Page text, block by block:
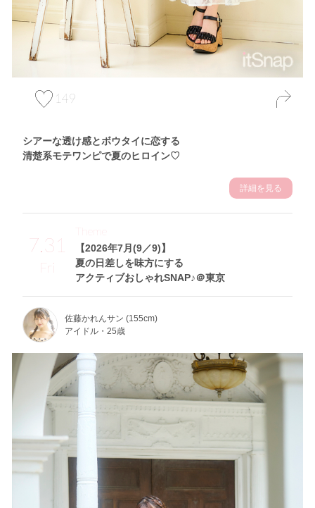
149
シアーな透け感とボウタイに恋する
清楚系モテワンピで夏のヒロイン♡
詳細を見る
7.31
Fri
【2026年7月(9／9)】
夏の日差しを味方にする
アクティブおしゃれSNAP♪＠東京
Theme
佐藤かれんサン (155cm)
アイドル・25歳